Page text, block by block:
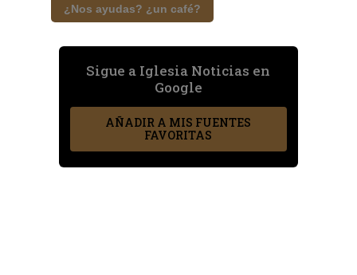
¿Nos ayudas? ¿un café?
Sigue a Iglesia Noticias en
Google
AÑADIR A MIS FUENTES
FAVORITAS